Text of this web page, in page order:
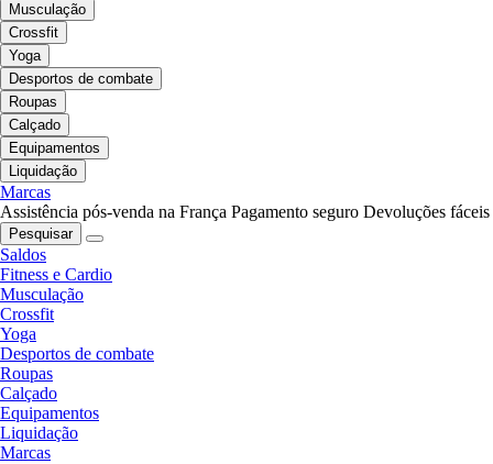
Musculação
Crossfit
Yoga
Desportos de combate
Roupas
Calçado
Equipamentos
Liquidação
Marcas
Assistência pós-venda na França Pagamento seguro Devoluções fáceis
Pesquisar
Saldos
Fitness e Cardio
Musculação
Crossfit
Yoga
Desportos de combate
Roupas
Calçado
Equipamentos
Liquidação
Marcas